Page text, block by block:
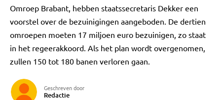
Omroep Brabant, hebben staatssecretaris Dekker een
voorstel over de bezuinigingen aangeboden. De dertien
omroepen moeten 17 miljoen euro bezuinigen, zo staat
in het regeerakkoord. Als het plan wordt overgenomen,
zullen 150 tot 180 banen verloren gaan.
Geschreven door
Redactie